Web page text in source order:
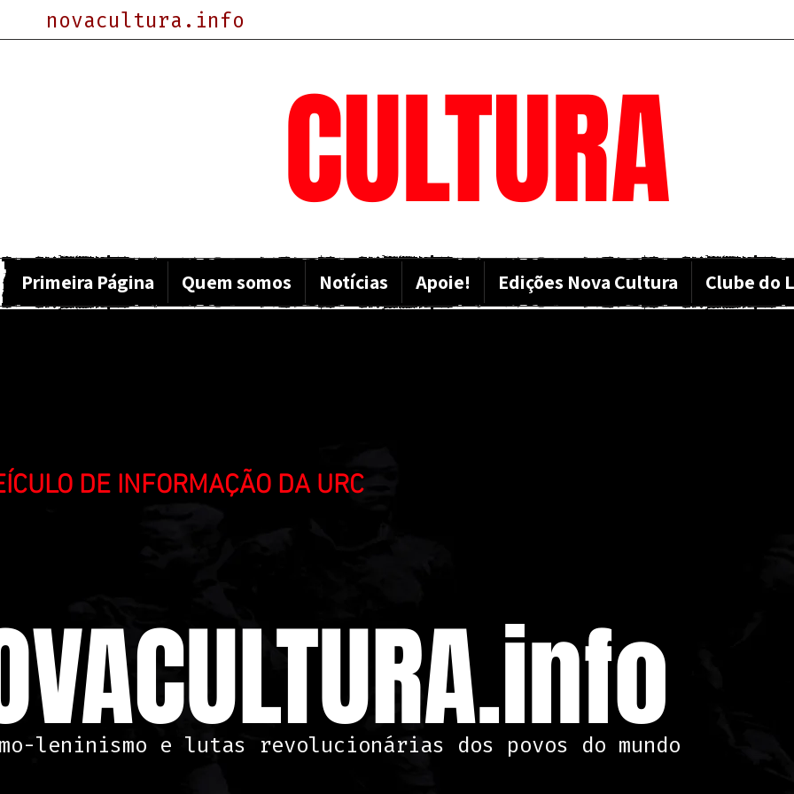
novacultura.info
CULTURA
Primeira Página Quem somos Notícias Apoie! Edições Nova Cultura Clube do
DE INFORMAÇÃO DA URC
leninismo e lutas revolucionárias dos povos do mundo